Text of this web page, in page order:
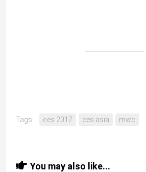
Tags: ces 2017 ces asia mwc
You may also like...